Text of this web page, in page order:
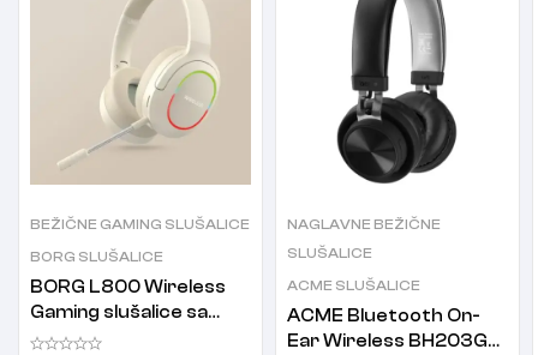
BEŽIČNE GAMING SLUŠALICE
BORG SLUŠALICE
BORG L800 Wireless
Gaming slušalice sa
mikrofonom Yellow
NAGLAVNE BEŽIČNE
SLUŠALICE
ACME SLUŠALICE
ACME Bluetooth On-
Ear Wireless BH203G